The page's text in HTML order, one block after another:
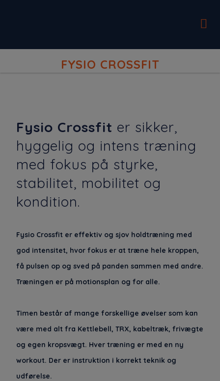
FYSIO CROSSFIT
Fysio Crossfit er sikker,
hyggelig og intens træning
med fokus på styrke,
stabilitet, mobilitet og
kondition.
Fysio Crossfit er effektiv og sjov holdtræning med
god intensitet, hvor fokus er at træne hele kroppen,
få pulsen op og sved på panden sammen med andre.
Træningen er på motionsplan og for alle.
Timen består af mange forskellige øvelser som kan
være med alt fra Kettlebell, TRX, kabeltræk, frivægte
og egen kropsvægt. Hver træning er med en ny
workout. Der er instruktion i korrekt teknik og
udførelse.